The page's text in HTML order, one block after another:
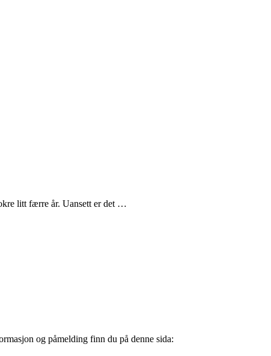
litt færre år. Uansett er det …
og påmelding finn du på denne sida: